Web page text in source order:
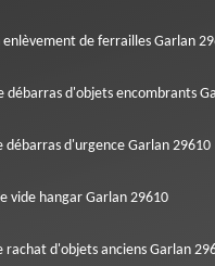
enlèvement de ferrailles Garlan
débarras d'objets encombrants
débarras d'urgence Garlan 29610
vide hangar Garlan 29610
rachat d'objets anciens Garlan